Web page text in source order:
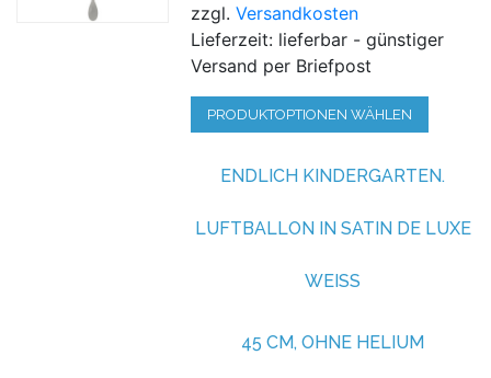
zzgl.Versandkosten
Lieferzeit: lieferbar - günstiger
Versand per Briefpost
PRODUKTOPTIONEN WÄHLEN
ENDLICH KINDERGARTEN.
LUFTBALLON IN SATIN DE LUXE
WEISS
45 CM, OHNE HELIUM